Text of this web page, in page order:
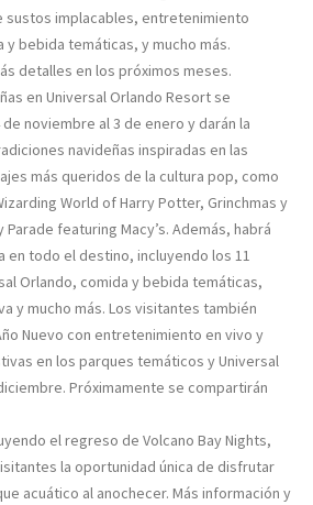
sustos implacables, entretenimiento
y bebida temáticas, y mucho más.
detalles en los próximos meses.
en Universal Orlando Resort se
noviembre al 3 de enero y darán la
navideñas inspiradas en las
más queridos de la cultura pop, como
World of Harry Potter, Grinchmas y
Parade featuring Macy’s. Además, habrá
en todo el destino, incluyendo los 11
Orlando, comida y bebida temáticas,
y mucho más. Los visitantes también
Nuevo con entretenimiento en vivo y
en los parques temáticos y Universal
Próximamente se compartirán
el regreso de Volcano Bay Nights,
la oportunidad única de disfrutar
acuático al anochecer. Más información y